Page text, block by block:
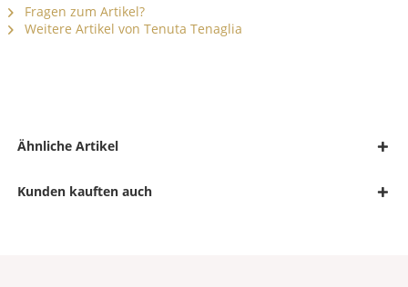
Fragen zum Artikel?
Weitere Artikel von Tenuta Tenaglia
Ähnliche Artikel
Kunden kauften auch